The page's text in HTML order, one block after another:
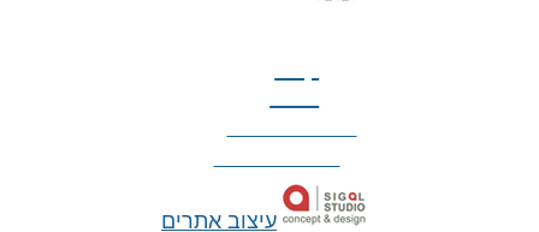
עיצוב אתרים